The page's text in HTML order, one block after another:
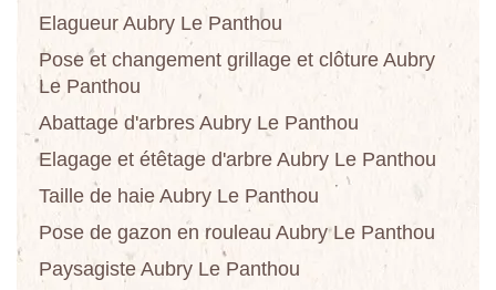
Elagueur Aubry Le Panthou
Pose et changement grillage et clôture Aubry
Le Panthou
Abattage d'arbres Aubry Le Panthou
Elagage et étêtage d'arbre Aubry Le Panthou
Taille de haie Aubry Le Panthou
Pose de gazon en rouleau Aubry Le Panthou
Paysagiste Aubry Le Panthou